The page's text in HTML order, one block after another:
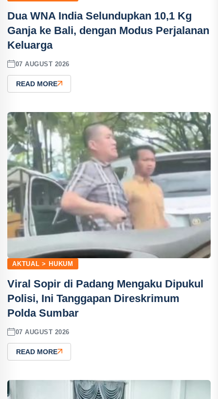
Dua WNA India Selundupkan 10,1 Kg
Ganja ke Bali, dengan Modus Perjalanan
Keluarga
07 AUGUST 2026
READ MORE
AKTUAL > HUKUM
Viral Sopir di Padang Mengaku Dipukul
Polisi, Ini Tanggapan Direskrimum
Polda Sumbar
07 AUGUST 2026
READ MORE